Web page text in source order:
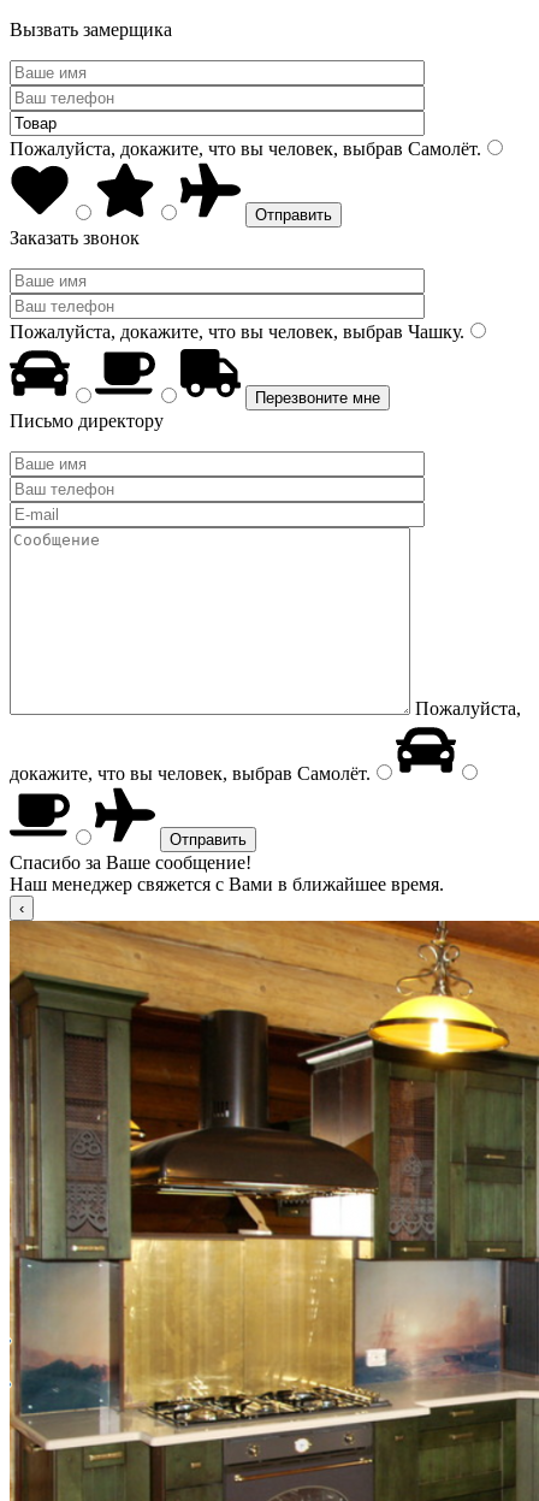
Вызвать замерщика
Пожалуйста, докажите, что вы человек, выбрав Самолёт.
Заказать звонок
Пожалуйста, докажите, что вы человек, выбрав Чашку.
Письмо директору
Пожалуйста,
докажите, что вы человек, выбрав Самолёт.
Спасибо за Ваше сообщение!
Наш менеджер свяжется с Вами в ближайшее время.